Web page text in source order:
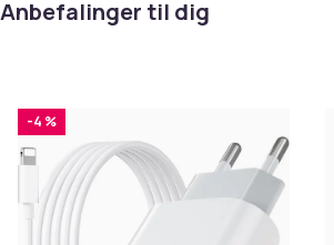
Anbefalinger til dig
-4 %